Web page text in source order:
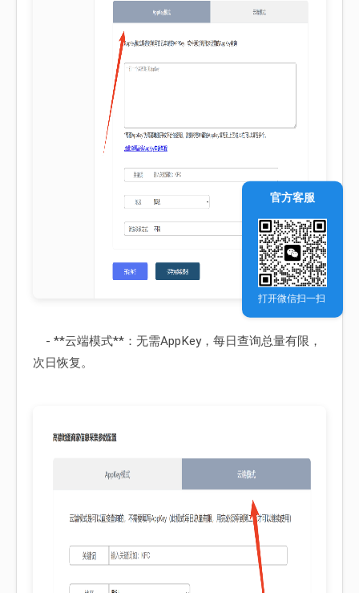
- **云端模式**：无需AppKey，每日查询总量有限，
次日恢复。
官方客服
打开微信扫一扫